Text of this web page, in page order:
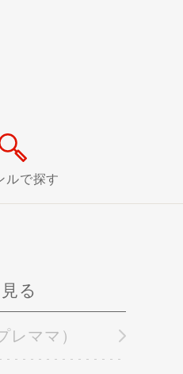
ルで探す
る
レママ）